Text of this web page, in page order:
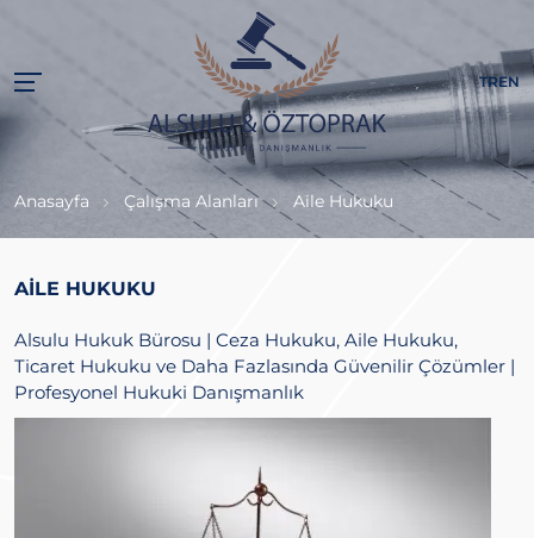
TREN
Anasayfa Çalışma Alanları Aile Hukuku
AILE HUKUKU
Alsulu Hukuk Bürosu | Ceza Hukuku, Aile Hukuku,
Ticaret Hukuku ve Daha Fazlasında Güvenilir Çözümler |
Profesyonel Hukuki Danışmanlık